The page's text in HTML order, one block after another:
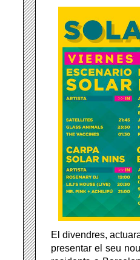
El divendres,
presentar el seu